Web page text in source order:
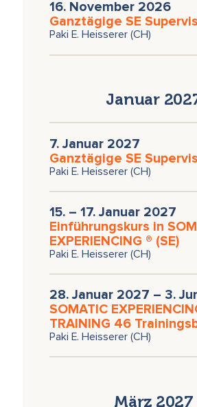
16. November 2026
Ganztägige SE
Paki E. Heisserer (CH)
Januar
7. Januar 2027
Ganztägige SE
Paki E. Heisserer (CH)
15. – 17. Januar 2027
Einführungskurs in
EXPERIENCING ® (SE)
Paki E. Heisserer (CH)
28. Januar 2027 – 3.
SOMATIC
TRAINING 46
Paki E. Heisserer (CH)
März 2027